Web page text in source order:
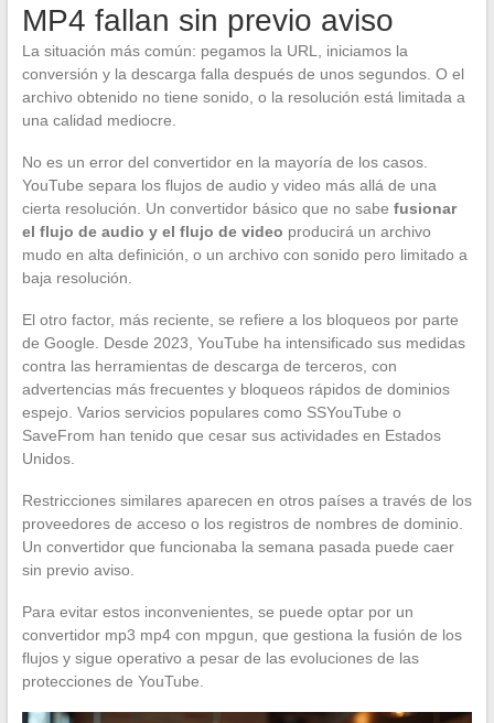
MP4 fallan sin previo aviso
La situación más común: pegamos la URL, iniciamos la
conversión y la descarga falla después de unos segundos. O el
archivo obtenido no tiene sonido, o la resolución está limitada a
una calidad mediocre.
No es un error del convertidor en la mayoría de los casos.
YouTube separa los flujos de audio y video más allá de una
cierta resolución. Un convertidor básico que no sabe fusionar
el flujo de audio y el flujo de video producirá un archivo
mudo en alta definición, o un archivo con sonido pero limitado a
baja resolución.
El otro factor, más reciente, se refiere a los bloqueos por parte
de Google. Desde 2023, YouTube ha intensificado sus medidas
contra las herramientas de descarga de terceros, con
advertencias más frecuentes y bloqueos rápidos de dominios
espejo. Varios servicios populares como SSYouTube o
SaveFrom han tenido que cesar sus actividades en Estados
Unidos.
Restricciones similares aparecen en otros países a través de los
proveedores de acceso o los registros de nombres de dominio.
Un convertidor que funcionaba la semana pasada puede caer
sin previo aviso.
Para evitar estos inconvenientes, se puede optar por un
convertidor mp3 mp4 con mpgun, que gestiona la fusión de los
flujos y sigue operativo a pesar de las evoluciones de las
protecciones de YouTube.